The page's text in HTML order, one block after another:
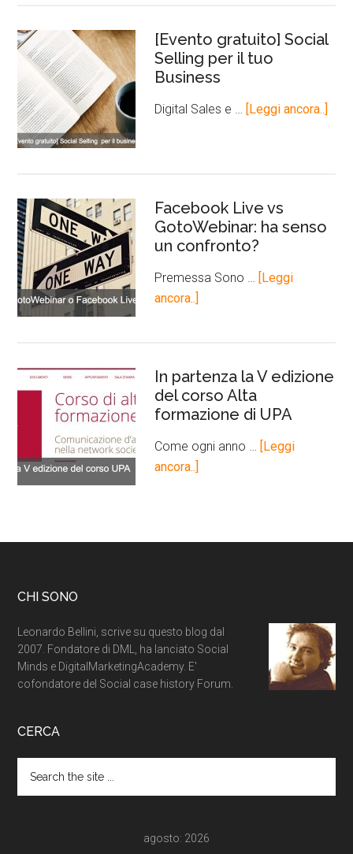
[Evento gratuito] Social
Selling per il tuo
Business
Digital Sales e … [Leggi ancora..]
Facebook Live vs
GotoWebinar: ha senso
un confronto?
Premessa Sono …
[Leggi
ancora..]
In partenza la V edizione
del corso Alta
formazione di UPA
Come ogni anno …
[Leggi
ancora..]
CHI SONO
Leonardo Bellini, scrive su questo blog dal
2007. Fondatore di DML, ha lanciato Social
Minds e DigitalMarketingAcademy. E'
cofondatore del Social case history Forum.
CERCA
agosto: 2026